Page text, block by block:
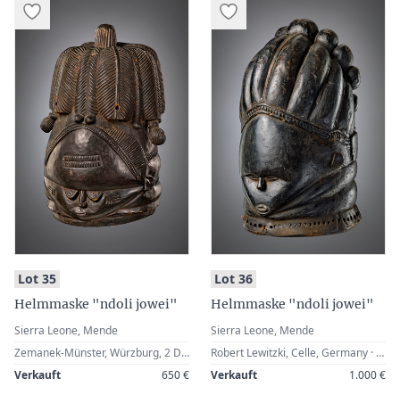
Lot 35:
Helmmaske "ndoli jowei"
Sierra Leone, Mende
Zemanek-Münster, Würzburg, 2 December 1996, Lot 66 · Werner Zintl, Worms, Germany
Verkauft
650 €
Lot 36:
Helmmaske "ndoli jowei"
Sierra Leone, Mende
Robert Lewitzki, Celle, Germany · Zemanek-Münster, Würzburg, 21 September 2002, Lot 82 · Werner Zintl, Worms, Germany
Verkauft
1.000 €